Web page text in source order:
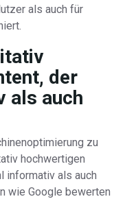
als auch für
der
als auch
zu
hochwertigen
informativ als auch
wie Google bewerten